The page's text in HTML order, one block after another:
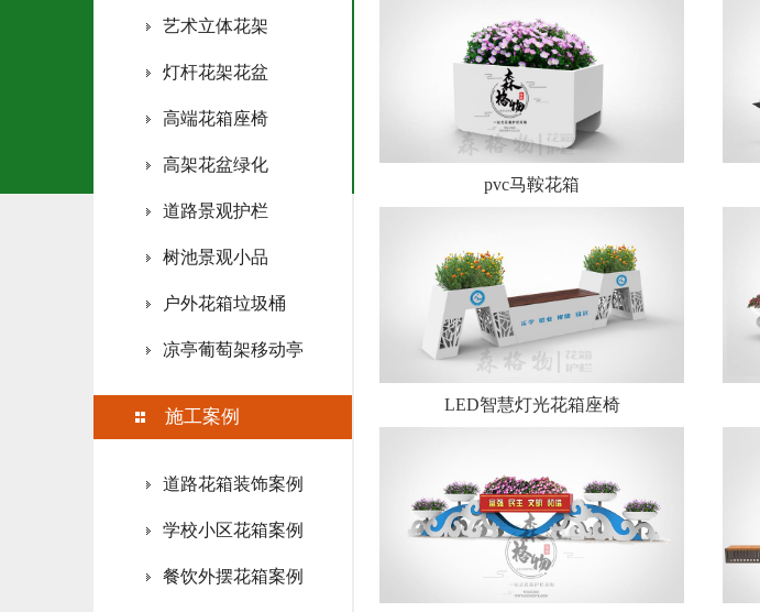
艺术立体花架
灯杆花架花盆
高端花箱座椅
高架花盆绿化
道路景观护栏
树池景观小品
户外花箱垃圾桶
凉亭葡萄架移动亭
施工案例
道路花箱装饰案例
学校小区花箱案例
餐饮外摆花箱案例
pvc马鞍花箱
LED智慧灯光花箱座椅